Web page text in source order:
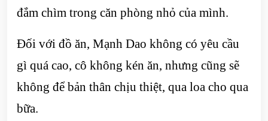
đắm chìm trong căn phòng nhỏ của mình.
Đối với đồ ăn, Mạnh Dao không có yêu cầu
gì quá cao, cô không kén ăn, nhưng cũng sẽ
không để bản thân chịu thiệt, qua loa cho qua
bữa.